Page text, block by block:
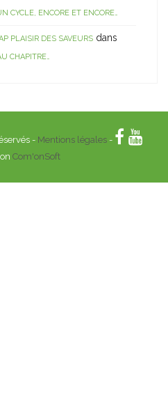
CYCLE, ENCORE ET ENCORE…
PLAISIR DES SAVEURS dans
CHAPITRE…
- Mentions légales-
Com'onSoft